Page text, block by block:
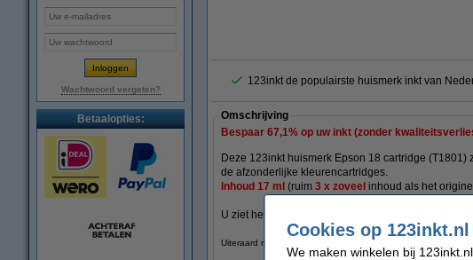
Wachtwoord vergeten?
Betaalopties:
123inkt de populairste huismerk inkt van
Omschrijving
Bespaar 67,1% op uw inkt (zonder
Deze 123inkt huismerk Epson 18 cartridge
de afzonderlijke kleurencartridges.
Inhoud 17 ml (ruim 3 x zoveel inhoud als het
U ziet het verschil in uw portemonnee !!!
Uiteraard met 100% garantie.
Cookies op 123inkt.nl
We maken winkelen bij